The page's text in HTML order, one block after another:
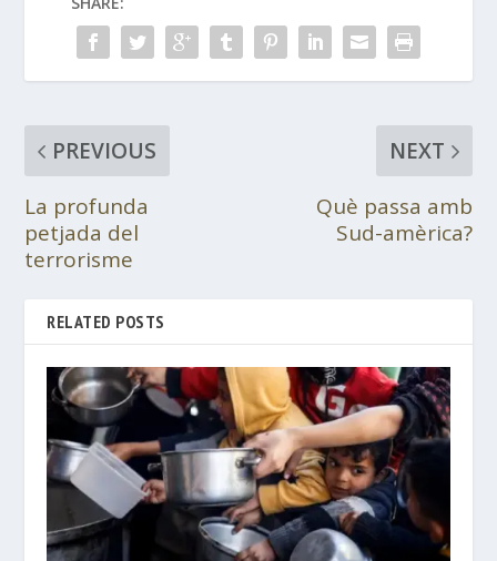
PREVIOUS
La profunda
petjada del
terrorisme
NEXT
Què passa amb
Sud-amèrica?
RELATED POSTS